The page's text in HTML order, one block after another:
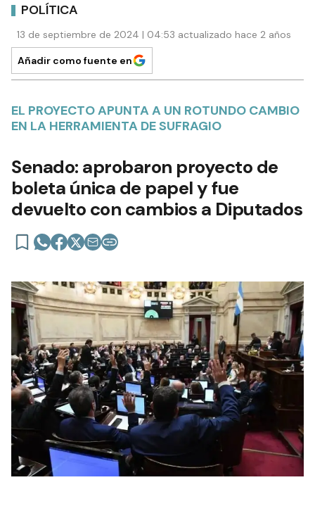
POLÍTICA
13 de septiembre de 2024 | 04:53 actualizado hace 2 años
Añadir como fuente en
EL PROYECTO APUNTA A UN ROTUNDO CAMBIO
EN LA HERRAMIENTA DE SUFRAGIO
Senado: aprobaron proyecto de
boleta única de papel y fue
devuelto con cambios a Diputados